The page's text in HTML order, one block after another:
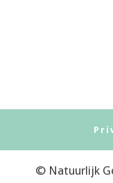
© Natuurlijk